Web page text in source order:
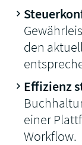
den
Effizienz
einer
Workflow.